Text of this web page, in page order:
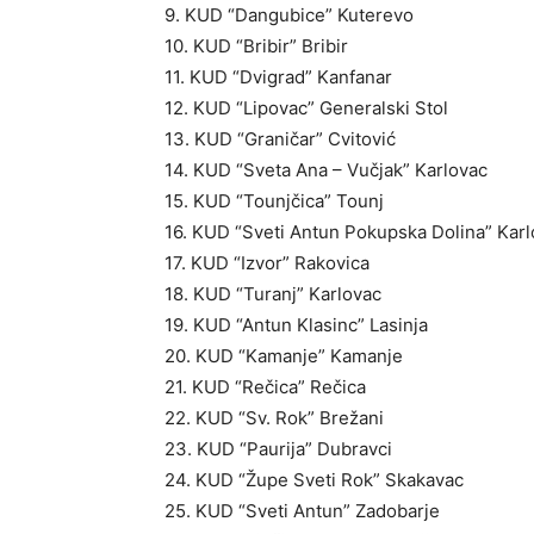
9. KUD “Dangubice” Kuterevo
10. KUD “Bribir” Bribir
11. KUD “Dvigrad” Kanfanar
12. KUD “Lipovac” Generalski Stol
13. KUD “Graničar” Cvitović
14. KUD “Sveta Ana – Vučjak” Karlovac
15. KUD “Tounjčica” Tounj
16. KUD “Sveti Antun Pokupska Dolina”
17. KUD “Izvor” Rakovica
18. KUD “Turanj” Karlovac
19. KUD “Antun Klasinc” Lasinja
20. KUD “Kamanje” Kamanje
21. KUD “Rečica” Rečica
22. KUD “Sv. Rok” Brežani
23. KUD “Paurija” Dubravci
24. KUD “Župe Sveti Rok” Skakavac
25. KUD “Sveti Antun” Zadobarje